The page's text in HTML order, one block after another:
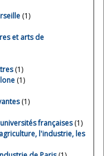
(1)
et arts de
(1)
(1)
(1)
françaises(1)
l'industrie, les